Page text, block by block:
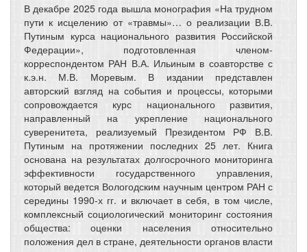
В декабре 2025 года вышла монография «На трудном
пути к исцелению от «травмы»… о реализации В.В.
Путиным курса национального развития Российской
Федерации», подготовленная членом-
корреспондентом РАН В.А. Ильиным в соавторстве с
к.э.н. М.В. Моревым. В издании представлен
авторский взгляд на события и процессы, которыми
сопровождается курс национального развития,
направленный на укрепление национального
суверенитета, реализуемый Президентом РФ В.В.
Путиным на протяжении последних 25 лет. Книга
основана на результатах долгосрочного мониторинга
эффективности государственного управления,
который ведется Вологодским научным центром РАН с
середины 1990-х гг. и включает в себя, в том числе,
комплексный социологический мониторинг состояния
общества: оценки населения относительно
положения дел в стране, деятельности органов власти